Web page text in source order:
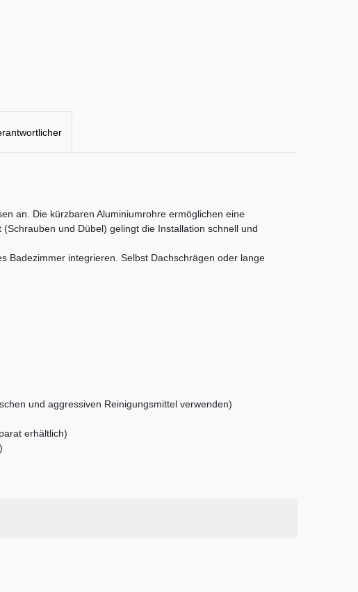
an. Die kürzbaren Aluminiumrohre ermöglichen eine
und Dübel) gelingt die Installation schnell und
Badezimmer integrieren. Selbst Dachschrägen oder lange
und aggressiven Reinigungsmittel verwenden)
erhältlich)